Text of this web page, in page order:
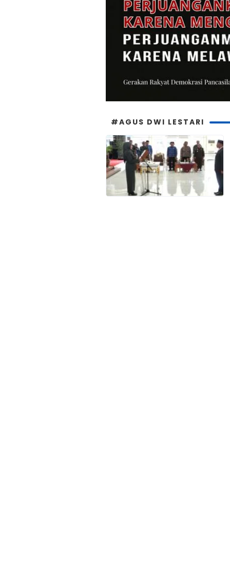
#AGUS DWI LESTARI